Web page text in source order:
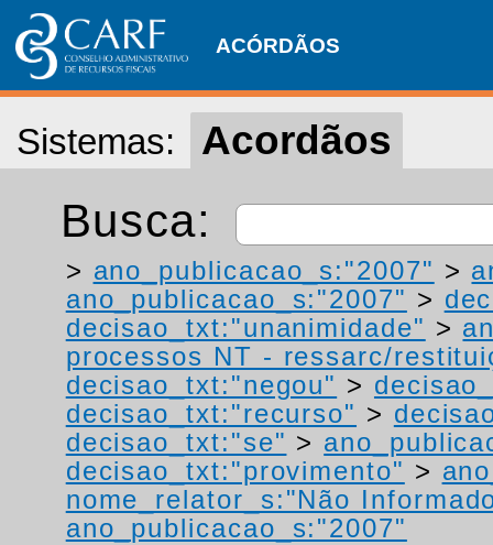
ACÓRDÃOS
Sistemas: Acordãos
Busca:
> ano_publicacao_s:"2007" >
ano_publicacao_s:"2007" >
decisao_txt:"unanimidade" >
processos NT - ressarc/
decisao_txt:"negou" >
decisao_txt:"recurso" >
decisao_txt:"se" >
decisao_txt:"provimento" >
nome_relator_s:"Não
ano_publicacao_s:"2007"